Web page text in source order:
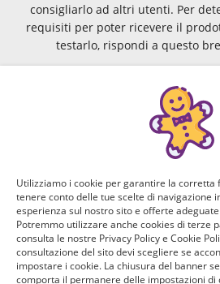
consigliarlo ad altri utenti. Per
requisiti per poter ricevere il
testarlo, rispondi a questo
Domanda 1
Se hai un figlio, decorate
Quanti anni ha?
Sì, ho un figlio di 4-5 anni
Sì, ho un figlio di 6-13 anni
Utilizziamo i cookie per garantire la corretta
tenere conto delle tue scelte di navigazione
esperienza sul nostro sito e offerte
Potremmo utilizzare anche cookies di terze
consulta le nostre Privacy Policy e Cookie
consultazione del sito devi scegliere se
impostare i cookie. La chiusura del banner
comporta il permanere delle impostazioni di